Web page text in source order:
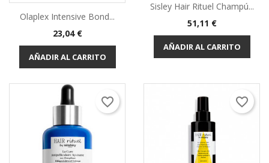
Olaplex Intensive Bond...
Precio
23,04 €
AÑADIR AL CARRITO
Sisley Hair Rituel Champú...
Precio
51,11 €
AÑADIR AL CARRITO
favorite_border favorite_border